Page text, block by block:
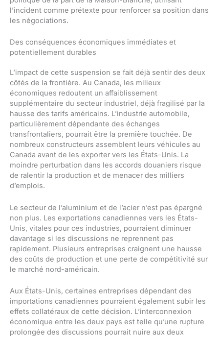
l’incident comme prétexte pour renforcer sa position dans
les négociations.
Des conséquences économiques immédiates et
potentiellement durables
L’impact de cette suspension se fait déjà sentir des deux
côtés de la frontière. Au Canada, les milieux
économiques redoutent un affaiblissement
supplémentaire du secteur industriel, déjà fragilisé par la
hausse des tarifs américains. L’industrie automobile,
particulièrement dépendante des échanges
transfrontaliers, pourrait être la première touchée. De
nombreux constructeurs assemblent leurs véhicules au
Canada avant de les exporter vers les États-Unis. La
moindre perturbation dans les accords douaniers risque
de ralentir la production et de menacer des milliers
d’emplois.
Le secteur de l’aluminium et de l’acier n’est pas épargné
non plus. Les exportations canadiennes vers les États-
Unis, vitales pour ces industries, pourraient diminuer
davantage si les discussions ne reprennent pas
rapidement. Plusieurs entreprises craignent une hausse
des coûts de production et une perte de compétitivité sur
le marché nord-américain.
Aux États-Unis, certaines entreprises dépendant des
importations canadiennes pourraient également subir les
effets collatéraux de cette décision. L’interconnexion
économique entre les deux pays est telle qu’une rupture
prolongée des discussions pourrait nuire aux deux